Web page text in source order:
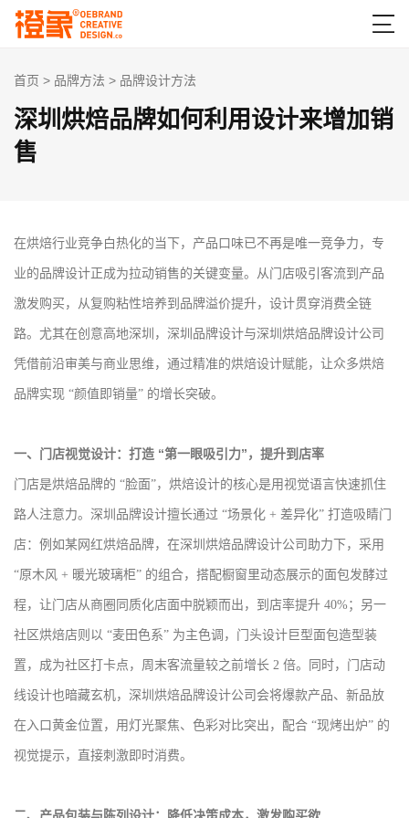

首页 > 品牌方法 > 品牌设计方法
深圳烘焙品牌如何利用设计来增加销
售
在烘焙行业竞争白热化的当下，产品口味已不再是唯一竞争力，专
业的品牌设计正成为拉动销售的关键变量。从门店吸引客流到产品
激发购买，从复购粘性培养到品牌溢价提升，设计贯穿消费全链
路。尤其在创意高地深圳，深圳品牌设计与深圳烘焙品牌设计公司
凭借前沿审美与商业思维，通过精准的烘焙设计赋能，让众多烘焙
品牌实现 “颜值即销量” 的增长突破。
一、门店视觉设计：打造 “第一眼吸引力”，提升到店率
门店是烘焙品牌的 “脸面”，烘焙设计的核心是用视觉语言快速抓住
路人注意力。深圳品牌设计擅长通过 “场景化 + 差异化” 打造吸睛门
店：例如某网红烘焙品牌，在深圳烘焙品牌设计公司助力下，采用
“原木风 + 暖光玻璃柜” 的组合，搭配橱窗里动态展示的面包发酵过
程，让门店从商圈同质化店面中脱颖而出，到店率提升 40%；另一
社区烘焙店则以 “麦田色系” 为主色调，门头设计巨型面包造型装
置，成为社区打卡点，周末客流量较之前增长 2 倍。同时，门店动
线设计也暗藏玄机，深圳烘焙品牌设计公司会将爆款产品、新品放
在入口黄金位置，用灯光聚焦、色彩对比突出，配合 “现烤出炉” 的
视觉提示，直接刺激即时消费。